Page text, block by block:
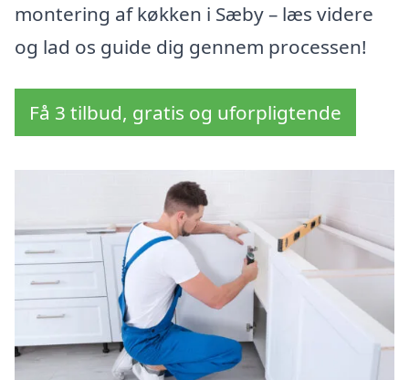
montering af køkken i Sæby – læs videre
og lad os guide dig gennem processen!
Få 3 tilbud, gratis og uforpligtende